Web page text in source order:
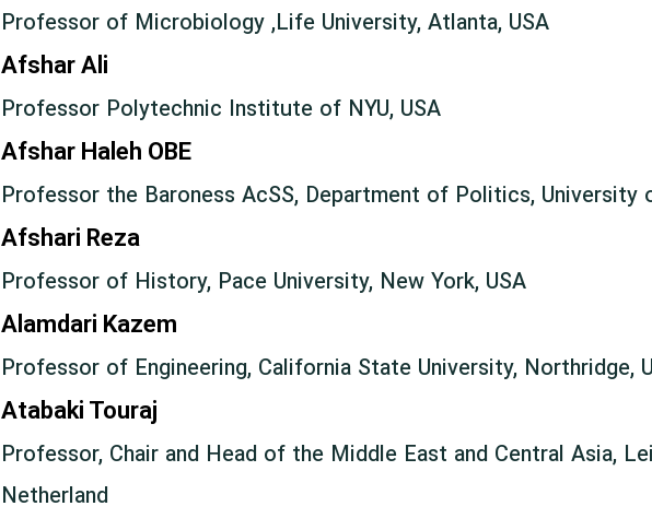
Professor of Microbiology ,Life University, Atlanta, USA
Afshar Ali
Professor Polytechnic Institute of NYU, USA
Afshar Haleh OBE
Professor the Baroness AcSS, Department of Politics, University
Afshari Reza
Professor of History, Pace University, New York, USA
Alamdari Kazem
Professor of Engineering, California State University, Northridge,
Atabaki Touraj
Professor, Chair and Head of the Middle East and Central Asia,
Netherland